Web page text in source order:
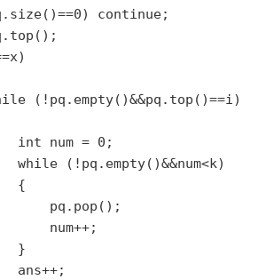
continue;
(!pq.empty()&&pq.top()==i)
int num = 0;
while (!pq.empty()&&num<k)
{
pq.pop();
num++;
}
ans++;